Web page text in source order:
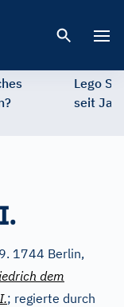
Lego
seit
1744 Berlin,
dem
; regierte durch